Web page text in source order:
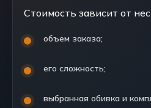
Стоимость зависит от
объем заказа;
его сложность;
выбранная обивка и